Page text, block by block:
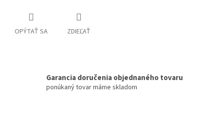
OPÝTAŤ SA ZDIEĽAŤ
Garancia doručenia objednaného tovaru
ponúkaný tovar máme skladom